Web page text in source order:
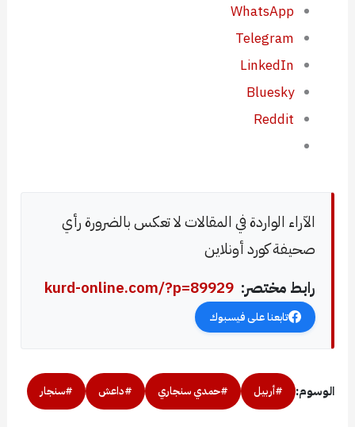
WhatsApp
Telegram
LinkedIn
Bluesky
Reddit
الآراء الواردة في المقالات لا تعكس بالضرورة رأي
صحيفة كورد أونلاين
رابط مختصر: kurd-online.com/?p=89929
تابعنا على فيسبوك
الوسوم: #أربيل #حمدي سنجاري #داعش #سنجار